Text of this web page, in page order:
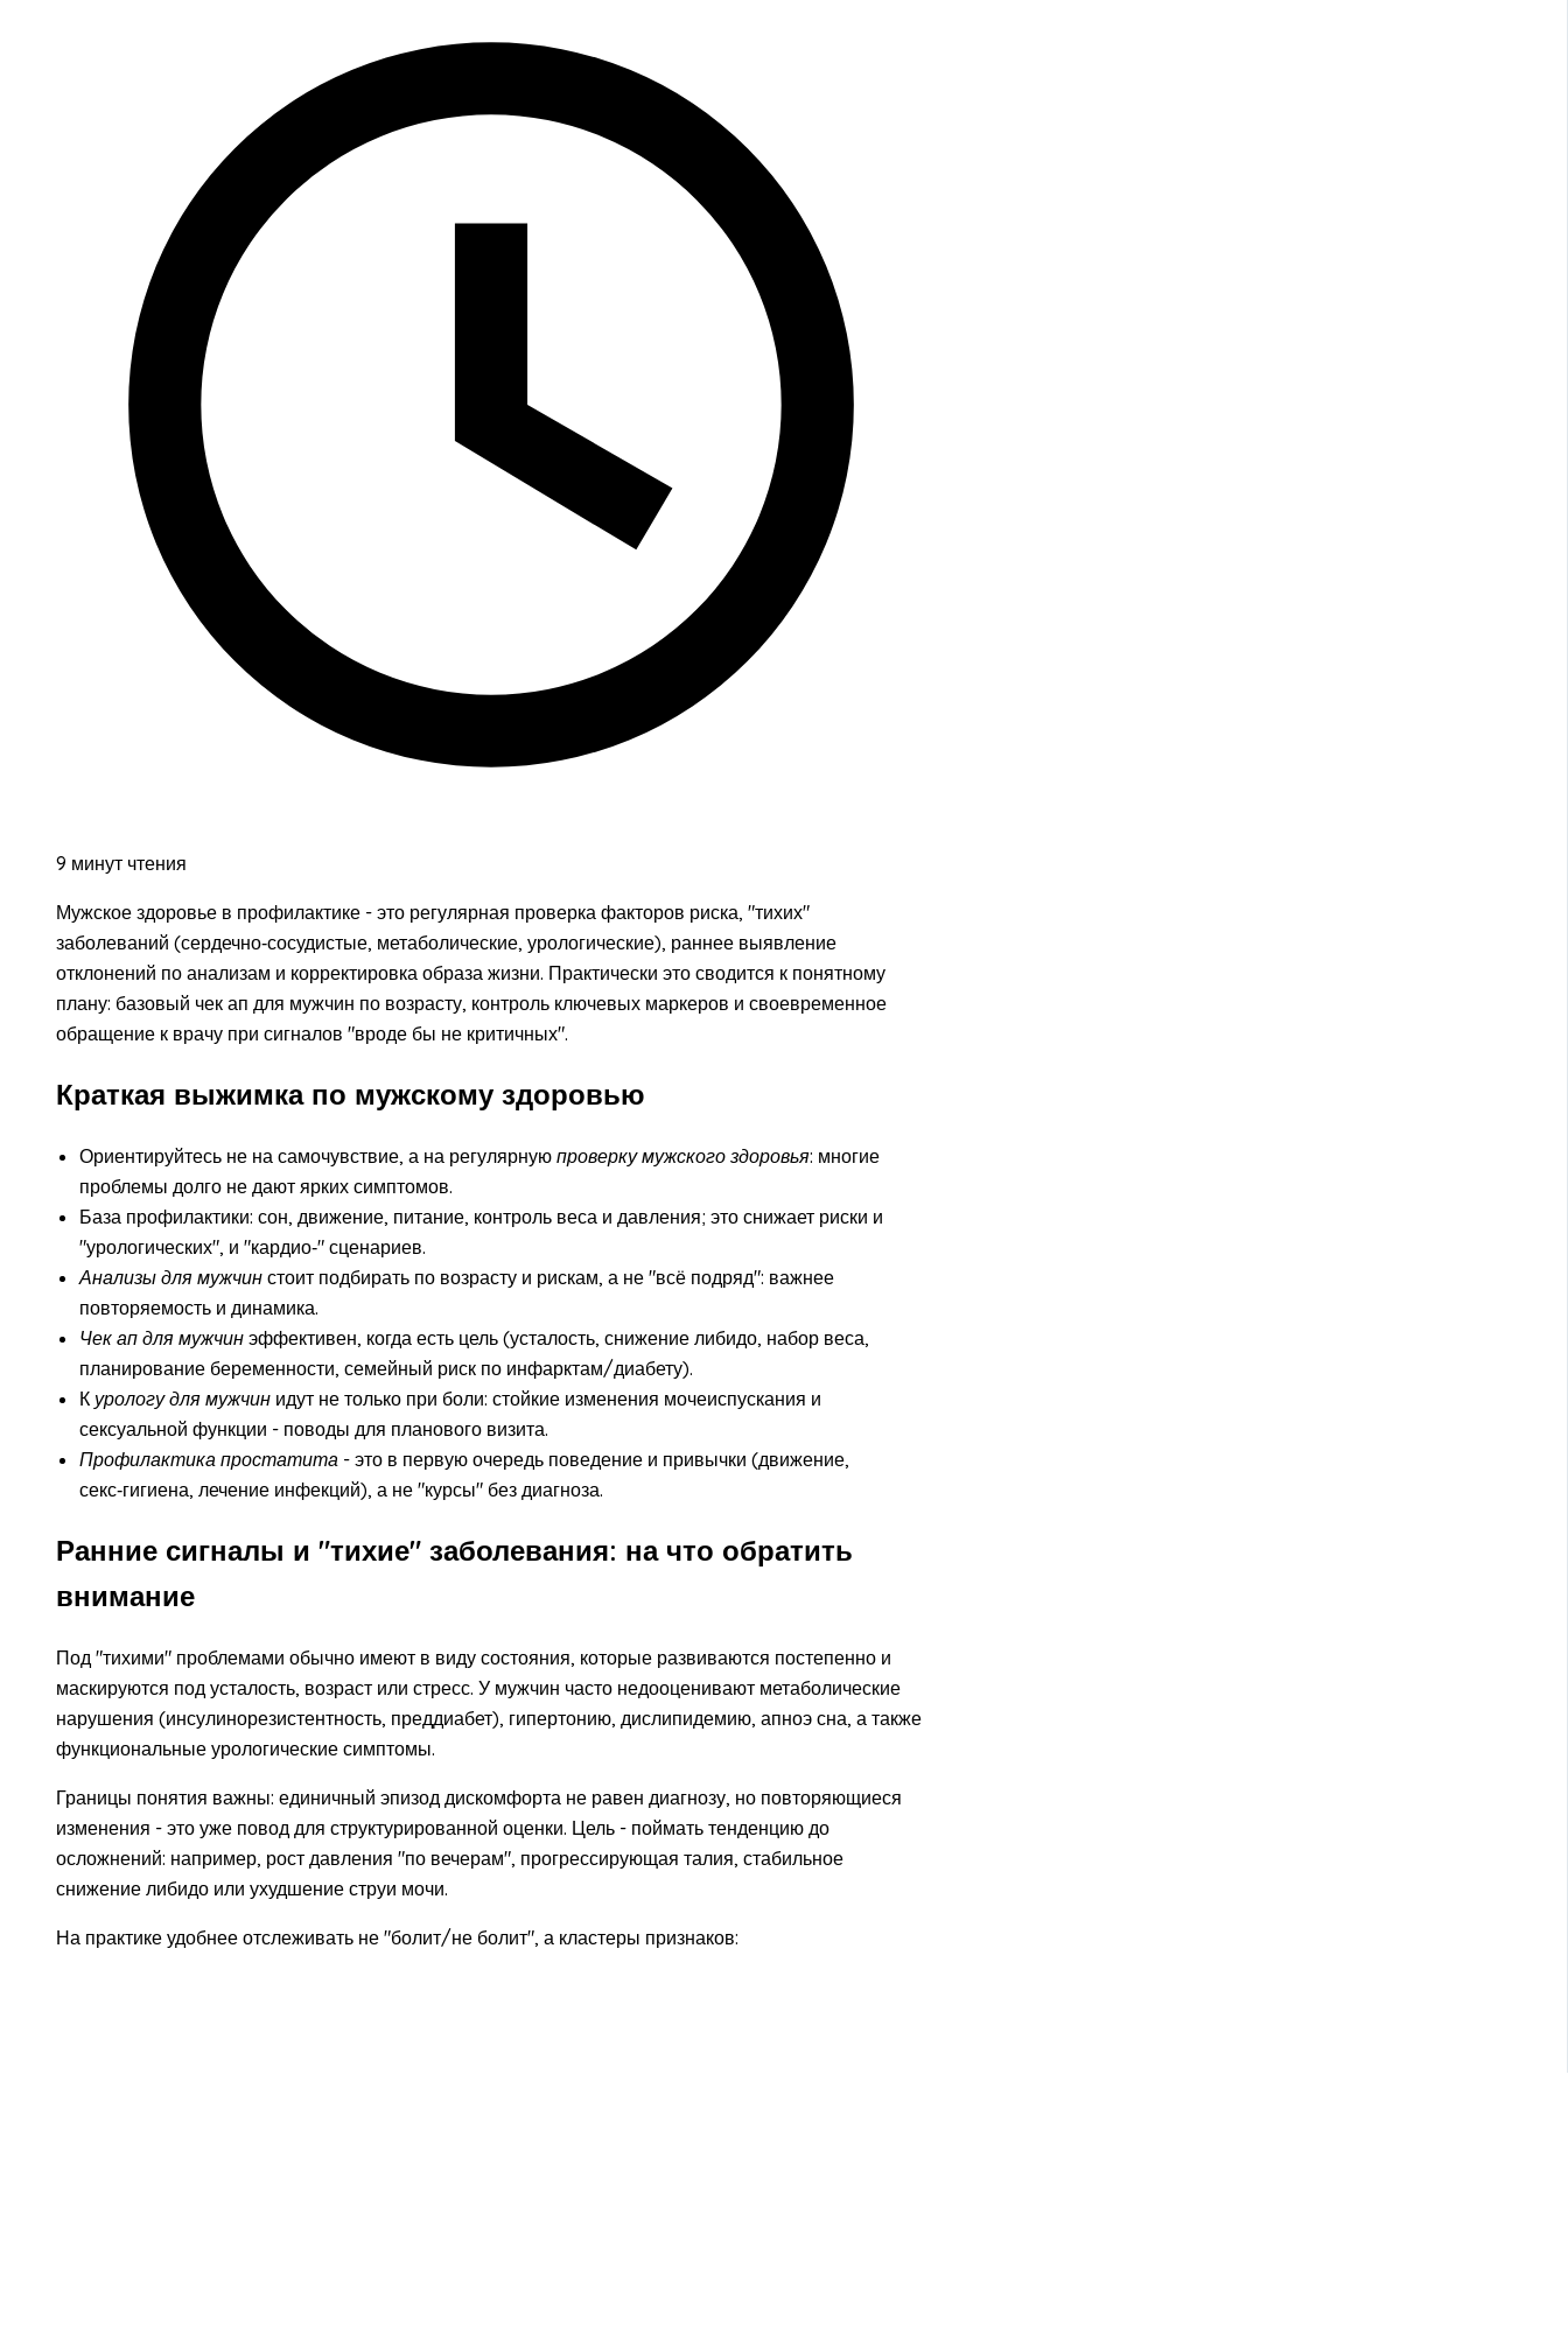
9 минут чтения
Мужское здоровье в профилактике - это регулярная проверка факторов риска, "тихих"
заболеваний (сердечно‑сосудистые, метаболические, урологические), раннее выявление
отклонений по анализам и корректировка образа жизни. Практически это сводится к понятному
плану: базовый чек ап для мужчин по возрасту, контроль ключевых маркеров и своевременное
обращение к врачу при сигналов "вроде бы не критичных".
Краткая выжимка по мужскому здоровью
Ориентируйтесь не на самочувствие, а на регулярную проверку мужского здоровья: многие
проблемы долго не дают ярких симптомов.
База профилактики: сон, движение, питание, контроль веса и давления; это снижает риски и
"урологических", и "кардио‑" сценариев.
Анализы для мужчин стоит подбирать по возрасту и рискам, а не "всё подряд": важнее
повторяемость и динамика.
Чек ап для мужчин эффективен, когда есть цель (усталость, снижение либидо, набор веса,
планирование беременности, семейный риск по инфарктам/диабету).
К урологу для мужчин идут не только при боли: стойкие изменения мочеиспускания и
сексуальной функции - поводы для планового визита.
Профилактика простатита - это в первую очередь поведение и привычки (движение,
секс‑гигиена, лечение инфекций), а не "курсы" без диагноза.
Ранние сигналы и "тихие" заболевания: на что обратить
внимание
Под "тихими" проблемами обычно имеют в виду состояния, которые развиваются постепенно и
маскируются под усталость, возраст или стресс. У мужчин часто недооценивают метаболические
нарушения (инсулинорезистентность, преддиабет), гипертонию, дислипидемию, апноэ сна, а также
функциональные урологические симптомы.
Границы понятия важны: единичный эпизод дискомфорта не равен диагнозу, но повторяющиеся
изменения - это уже повод для структурированной оценки. Цель - поймать тенденцию до
осложнений: например, рост давления "по вечерам", прогрессирующая талия, стабильное
снижение либидо или ухудшение струи мочи.
На практике удобнее отслеживать не "болит/не болит", а кластеры признаков: